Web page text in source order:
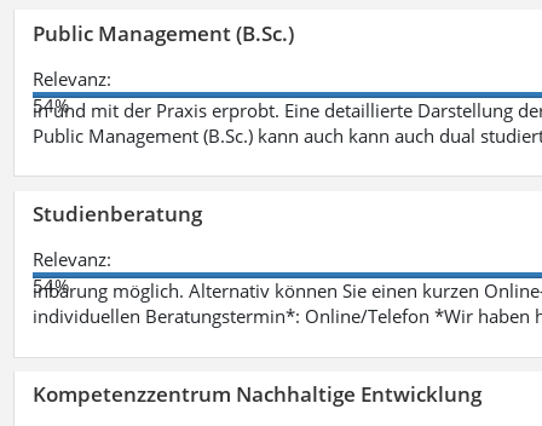
Public Management (B.Sc.)
Relevanz:
54%
in und mit der Praxis erprobt. Eine detaillierte Darstellung
Public Management (B.Sc.) kann auch kann auch dual
Studienberatung
Relevanz:
54%
inbarung möglich. Alternativ können Sie einen kurzen
individuellen Beratungstermin*: Online/Telefon *Wir haben
Kompetenzzentrum Nachhaltige Entwicklung